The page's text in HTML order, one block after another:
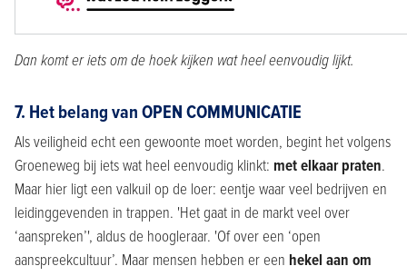
Dan komt er iets om de hoek kijken wat heel eenvoudig lijkt.
7. Het belang van OPEN COMMUNICATIE
Als veiligheid echt een gewoonte moet worden, begint het volgens
Groeneweg bij iets wat heel eenvoudig klinkt: met elkaar praten.
Maar hier ligt een valkuil op de loer: eentje waar veel bedrijven en
leidinggevenden in trappen. 'Het gaat in de markt veel over
‘aanspreken’', aldus de hoogleraar. 'Of over een ‘open
aanspreekcultuur’. Maar mensen hebben er een hekel aan om